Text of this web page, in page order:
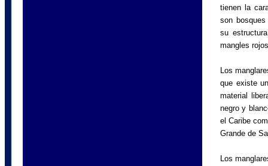
tienen la
son
su
mangles
Los
que existe
material
negro y
el Caribe
Grande de
Los